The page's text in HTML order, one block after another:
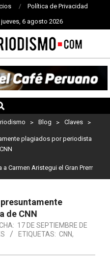
Política de Privacidad
jueves, 6 agosto 2026
> Blog > Claves >
plagiados por periodista
Aristegui el Gran Premio a la
de CNN
17 DE SEPTIEMBRE DE
ETIQUETAS: CNN,